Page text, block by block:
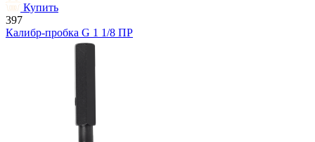
Купить
397
Калибр-пробка G 1 1/8 ПР